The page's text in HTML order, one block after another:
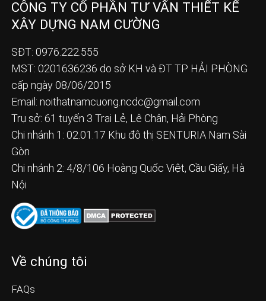
CÔNG TY CỔ PHẦN TƯ VẤN THIẾT KẾ
XÂY DỰNG NAM CƯỜNG
SĐT: 0976.222.555
MST: 0201636236 do sở KH và ĐT TP HẢI PHÒNG
cấp ngày 08/06/2015
Email: noithatnamcuong.ncdc@gmail.com
Trụ sở: 61 tuyến 3 Trại Lẻ, Lê Chân, Hải Phòng
Chi nhánh 1: 02.01.17 Khu đô thị SENTURIA Nam Sài
Gòn
Chi nhánh 2: 4/8/106 Hoàng Quốc Việt, Cầu Giấy, Hà
Nội
Về chúng tôi
FAQs